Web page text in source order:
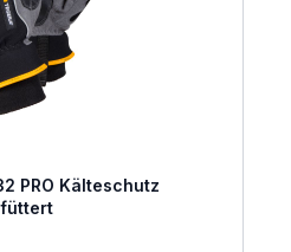
PRO Kälteschutz